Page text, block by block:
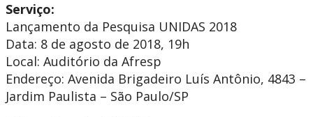
Serviço:
Lançamento da Pesquisa UNIDAS 2018
Data: 8 de agosto de 2018, 19h
Local: Auditório da Afresp
Endereço: Avenida Brigadeiro Luís Antônio, 4843 –
Jardim Paulista – São Paulo/SP